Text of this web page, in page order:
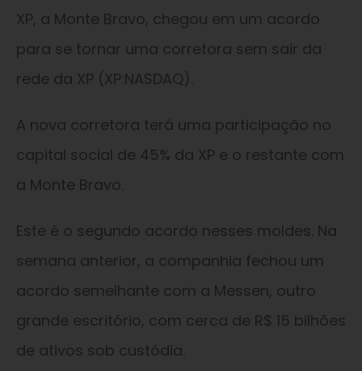
XP, a Monte Bravo, chegou em um acordo
para se tornar uma corretora sem sair da
rede da XP (XP:NASDAQ).
A nova corretora terá uma participação no
capital social de 45% da XP e o restante com
a Monte Bravo.
Este é o segundo acordo nesses moldes. Na
semana anterior, a companhia fechou um
acordo semelhante com a Messen, outro
grande escritório, com cerca de R$ 15 bilhões
de ativos sob custódia.